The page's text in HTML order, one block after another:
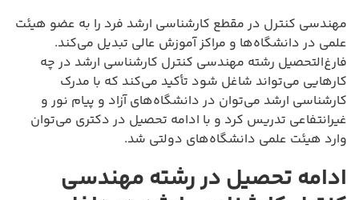
مهندسی کنترل در مقطع کارشناسی ارشد فرد را به عضو هیئت
علمی در دانشگاه‌ها و مراکز آموزش عالی تبدیل می‌کند.
فارغ‌التحصیل رشته مهندسی کنترل کارشناسی ارشد در چه
کارهایی می‌تواند شاغل شود تأکید می‌کند که با مدرک
کارشناسی ارشد می‌توان در دانشگاه‌های آزاد و پیام نور و
غیرانتفاعی تدریس کرد و با ادامه تحصیل در دکتری می‌توان
وارد هیئت علمی دانشگاه‌های دولتی شد.
ادامه تحصیل در رشته مهندسی